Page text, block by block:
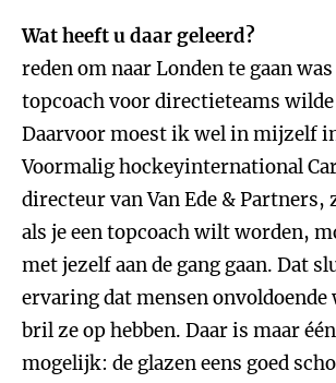
Wat heeft u daar geleerd?
reden om naar Londen te gaan
topcoach voor directieteams
Daarvoor moest ik wel in mijzelf
Voormalig hockeyinternational
directeur van Van Ede & Partners,
als je een topcoach wilt worden,
met jezelf aan de gang gaan. Dat
ervaring dat mensen onvoldoende
bril ze op hebben. Daar is maar
mogelijk: de glazen eens goed